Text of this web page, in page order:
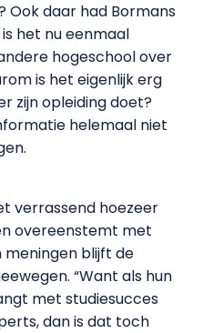
Ook daar had Bormans
het nu eenmaal
hogeschool over
is het eigenlijk erg
zijn opleiding doet?
helemaal niet
verrassend hoezeer
overeenstemt met
meningen blijft de
“Want als hun
met studiesucces
dan is dat toch